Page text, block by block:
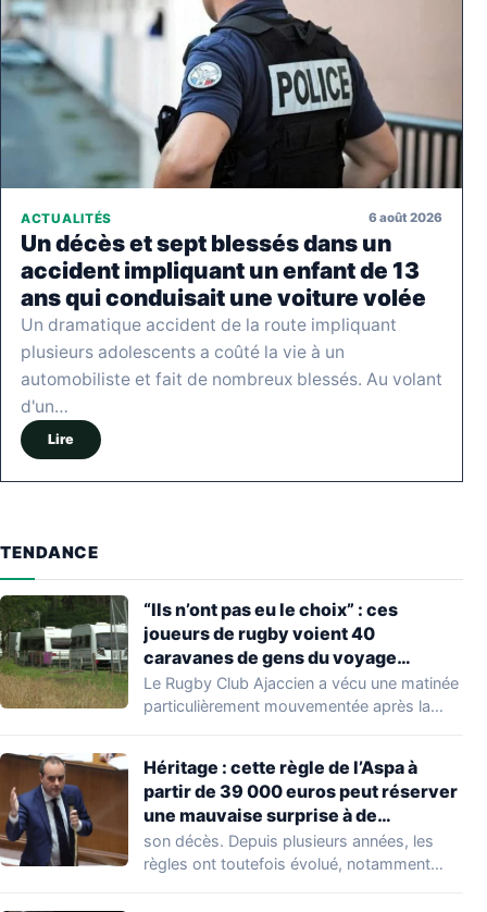
ACTUALITÉS 6 août 2026
Un décès et sept blessés dans un
accident impliquant un enfant de 13
ans qui conduisait une voiture volée
Un dramatique accident de la route impliquant
plusieurs adolescents a coûté la vie à un
automobiliste et fait de nombreux blessés. Au volant
d'un…
Lire
TENDANCE
“Ils n’ont pas eu le choix” : ces
joueurs de rugby voient 40
caravanes de gens du voyage
s’installer dans leur stade, ils les
délogent en moins d’1 heure
Le Rugby Club Ajaccien a vécu une matinée
particulièrement mouvementée après la
Héritage : cette règle de l’Aspa à
partir de 39 000 euros peut réserver
une mauvaise surprise à de
nombreuses familles
son décès. Depuis plusieurs années, les
règles ont toutefois évolué, notamment